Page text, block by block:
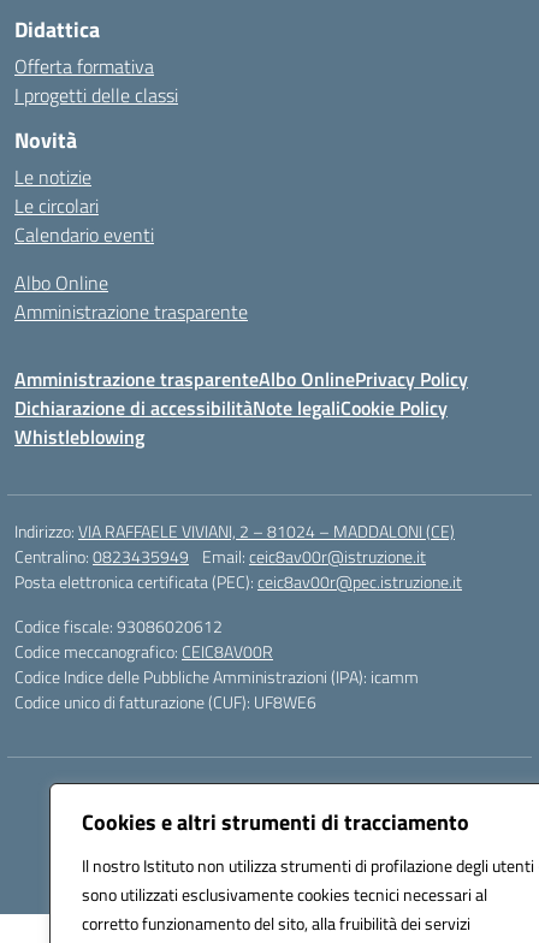
Cookies e altri strumenti di tracciamento
Il nostro Istituto non utilizza strumenti di profilazione degli
sono utilizzati esclusivamente cookies tecnici necessari al
corretto funzionamento del sito, alla fruibilità dei servizi
Didattica
Offerta formativa
I progetti delle classi
Novità
Le notizie
Le circolari
Calendario eventi
Albo Online
Amministrazione trasparente
Amministrazione trasparenteAlbo OnlinePrivacy Policy
Dichiarazione di accessibilitàNote legaliCookie Policy
Whistleblowing
Indirizzo:VIA RAFFAELE VIVIANI, 2 – 81024 – MADDALONI (CE)
Centralino:0823435949 Email:ceic8av00r@istruzione.it
Posta elettronica certificata (PEC):ceic8av00r@pec.istruzione.it
Codice fiscale: 93086020612
Codice meccanografico: CEIC8AV00R
Codice Indice delle Pubbliche Amministrazioni (IPA): icamm
Codice unico di fatturazione (CUF): UF8WE6
Hosting & Powered by 3D Solution S.r.l.
Concept & Design by Designers Italia